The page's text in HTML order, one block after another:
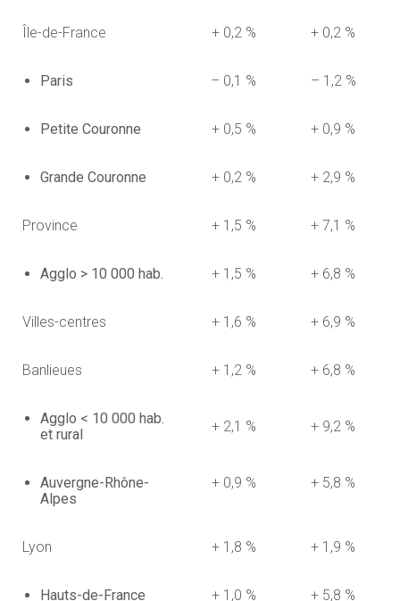
Île-de-France + 0,2 % + 0,2 %
Paris – 0,1 % – 1,2 %
Petite Couronne + 0,5 % + 0,9 %
Grande Couronne + 0,2 % + 2,9 %
Province + 1,5 % + 7,1 %
Agglo > 10 000 hab. + 1,5 % + 6,8 %
Villes-centres + 1,6 % + 6,9 %
Banlieues + 1,2 % + 6,8 %
Agglo < 10 000 hab.
et rural
+ 2,1 % + 9,2 %
Auvergne-Rhône-
Alpes
+ 0,9 % + 5,8 %
Lyon + 1,8 % + 1,9 %
Hauts-de-France + 1,0 % + 5,8 %